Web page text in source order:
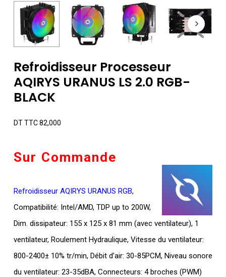
Refroidisseur Processeur
AQIRYS URANUS LS 2.0 RGB-
BLACK
DT TTC82,000
Sur Commande
Refroidisseur AQIRYS URANUS RGB,
Compatibilité: Intel/AMD, TDP up to 200W,
Dim. dissipateur: 155 x 125 x 81 mm (avec ventilateur), 1
ventilateur, Roulement Hydraulique, Vitesse du ventilateur:
800-2400± 10% tr/min, Débit d’air: 30-85PCM, Niveau sonore
du ventilateur: 23-35dBA, Connecteurs: 4 broches (PWM)